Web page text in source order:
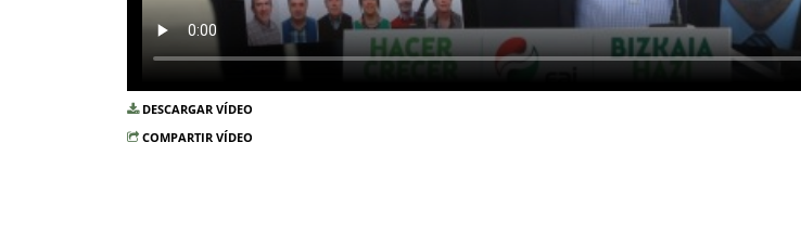
DESCARGAR VÍDEO
COMPARTIR VÍDEO